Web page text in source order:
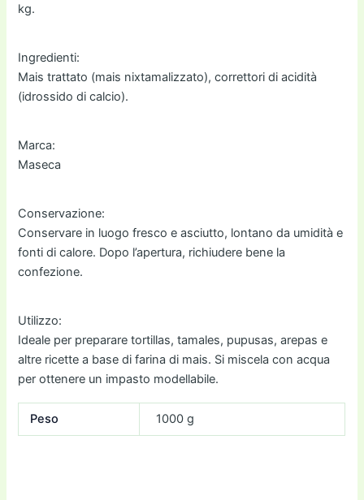
kg.
Ingredienti:
Mais trattato (mais nixtamalizzato), correttori di acidità
(idrossido di calcio).
Marca:
Maseca
Conservazione:
Conservare in luogo fresco e asciutto, lontano da umidità e
fonti di calore. Dopo l’apertura, richiudere bene la
confezione.
Utilizzo:
Ideale per preparare tortillas, tamales, pupusas, arepas e
altre ricette a base di farina di mais. Si miscela con acqua
per ottenere un impasto modellabile.
Peso 1000 g